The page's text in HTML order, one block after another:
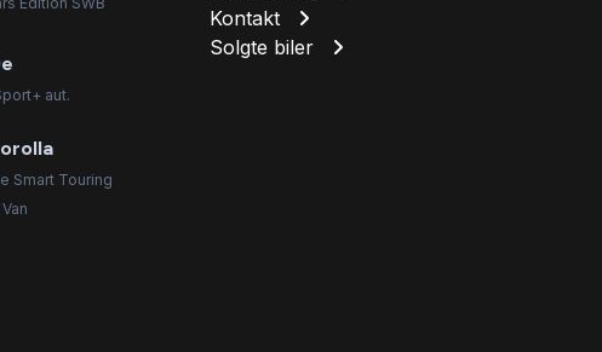
aut.
Smart Touring
Kontakt
Solgte biler